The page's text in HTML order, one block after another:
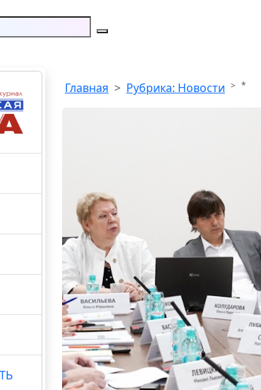
Главная Рубрика: Новости *